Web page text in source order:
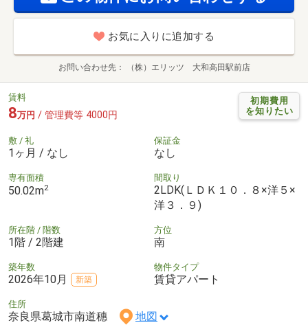
お気に入りに追加する
お問い合わせ先 （株）エリッツ 大和高田駅前店
初期費用
を知りたい
賃料
8万円 / 管理費等 4000円
敷 / 礼
1ヶ月 / なし
保証金
なし
専有面積
50.02m2
間取り
2LDK(ＬＤＫ１０．８×洋５×
洋３．９)
所在階 / 階数
1階 / 2階建
方位
南
築年数
2026年10月 新築
物件タイプ
賃貸アパート
住所
奈良県葛城市南道穗 地図